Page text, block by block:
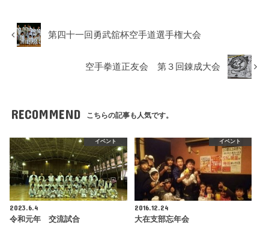
第四十一回勇武舘杯空手道選手権大会
空手拳道正友会 第３回錬成大会
RECOMMEND こちらの記事も人気です。
イベント
2023.6.4
令和元年 交流試合
イベント
2016.12.24
大在支部忘年会